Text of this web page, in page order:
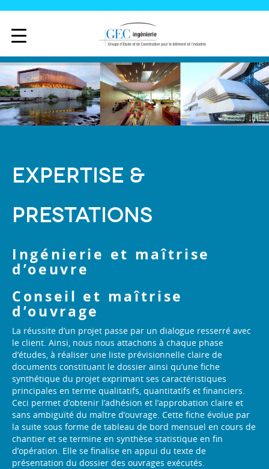
EXPERTISE &
PRESTATIONS
Ingénierie et maîtrise
d’oeuvre
Conseil et maîtrise
d’ouvrage
La réussite d’un projet passe par un dialogue resserré avec
le client. Ainsi, nous nous attachons à chaque phase
d’études, à réaliser une liste prévisionnelle claire de
documents constituant le dossier ainsi qu’une fiche
synthétique du projet exprimant ses caractéristiques
principales en terme qualitatifs, quantitatifs et financiers.
Ceci permet d’obtenir l’adhésion et l’approbation claire et
sans ambiguïté du maître d’ouvrage. Cette fiche évolue par
la suite sous forme de tableau de bord mensuel en cours de
chantier et se termine en synthèse statistique en fin
d’opération. Elle se finalise en appui du texte de
présentation du dossier des ouvrages exécutés.